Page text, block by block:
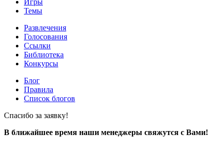
Темы
Развлечения
Голосования
Ссылки
Библиотека
Конкурсы
Блог
Правила
Список блогов
Спасибо за заявку!
В ближайшее время наши менеджеры свяжутся с Вами!